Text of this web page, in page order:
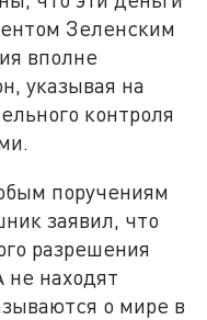
Зеленским
вполне
указывая на
контроля
поручениям
заявил, что
разрешения
находят
о мире в